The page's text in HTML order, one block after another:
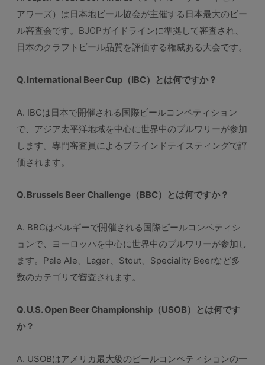
アワーズ）は日本地ビール協会が主催する日本最大のビー
ル審査会です。BJCPガイドラインに準拠して審査され、
日本のクラフトビール品質を評価する権威ある大会です。
Q. International Beer Cup（IBC）とは何ですか？
A. IBCは日本で開催される国際ビールコンペティション
で、アジア太平洋地域を中心に世界中のブルワリーが参加
します。専門審査員によるブラインドテイスティングで評
価されます。
Q. Brussels Beer Challenge（BBC）とは何ですか？
A. BBCはベルギーで開催される国際ビールコンペティシ
ョンで、ヨーロッパを中心に世界中のブルワリーが参加し
ます。Pale Ale、Lager、Stout、Speciality Beerなど多
数のカテゴリで審査されます。
Q. U.S. Open Beer Championship（USOB）とは何です
か？
A. USOBはアメリカ最大級のビールコンペティションの一